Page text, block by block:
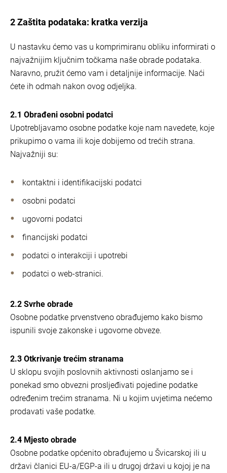
2 Zaštita podataka: kratka verzija
U nastavku ćemo vas u komprimiranu obliku informirati o
najvažnijim ključnim točkama naše obrade podataka.
Naravno, pružit ćemo vam i detaljnije informacije. Naći
ćete ih odmah nakon ovog odjeljka.
2.1 Obrađeni osobni podatci
Upotrebljavamo osobne podatke koje nam navedete, koje
prikupimo o vama ili koje dobijemo od trećih strana.
Najvažniji su:
kontaktni i identifikacijski podatci
osobni podatci
ugovorni podatci
financijski podatci
podatci o interakciji i upotrebi
podatci o web-stranici.
2.2 Svrhe obrade
Osobne podatke prvenstveno obrađujemo kako bismo
ispunili svoje zakonske i ugovorne obveze.
2.3 Otkrivanje trećim stranama
U sklopu svojih poslovnih aktivnosti oslanjamo se i
ponekad smo obvezni prosljeđivati pojedine podatke
određenim trećim stranama. Ni u kojim uvjetima nećemo
prodavati vaše podatke.
2.4 Mjesto obrade
Osobne podatke općenito obrađujemo u Švicarskoj ili u
državi članici EU-a/EGP-a ili u drugoj državi u kojoj je na